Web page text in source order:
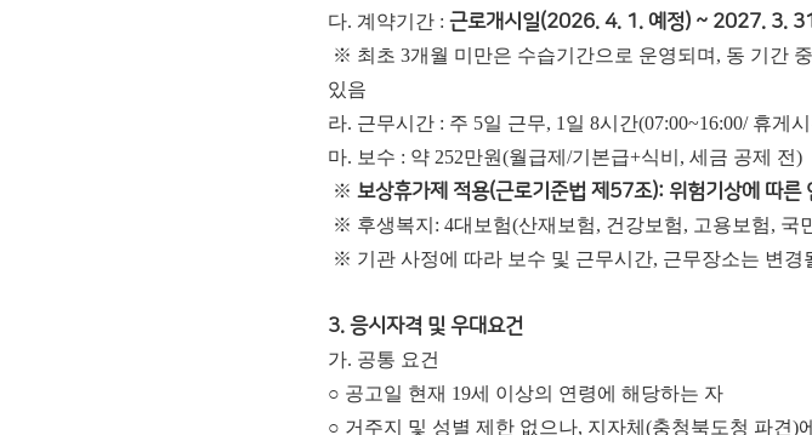
다. 계약기간 : 근로개시일(2026. 4. 1. 예정) ~ 2027. 3.
※ 최초 3개월 미만은 수습기간으로 운영되며, 동 기간
있음
라. 근무시간 : 주 5일 근무, 1일 8시간(07:00~16:00/ 휴게
마. 보수 : 약 252만원(월급제/기본급+식비, 세금 공제 전)
※ 보상휴가제 적용(근로기준법 제57조): 위험기상에 따
※ 후생복지: 4대보험(산재보험, 건강보험, 고용보험, 국
※ 기관 사정에 따라 보수 및 근무시간, 근무장소는 변경
3. 응시자격 및 우대요건
가. 공통 요건
○ 공고일 현재 19세 이상의 연령에 해당하는 자
○ 거주지 및 성별 제한 없으나, 지자체(충청북도청 파견)